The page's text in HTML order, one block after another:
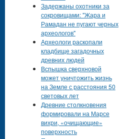
Задержаны охотники за
сокровищами: "Жара и
Рамадан не пугают черных
археологов"
Археологи раскопали
кладбище загадочных
древних людей
Вспышка сверхновой
может уничтожить жизнь
на Земле с расстояния 50
световых лет
Древние столкновения
формировали на Марсе
вихри, «очищающие»
поверхность